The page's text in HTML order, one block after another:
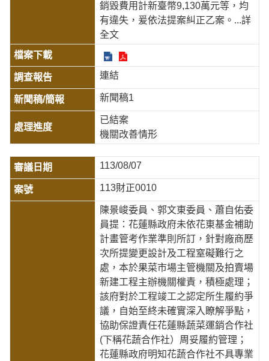
銷毀費用計新臺幣9,130萬元等，均
有違失，爰依法提案糾正乙案。 ...詳
全文
連結
新聞稿1
已結案
機關改善情形
113/08/07
113財正0010
陳景峻委員、郭文東委員、蕭自佑委
員提：花蓮縣政府未依花東基金補助
計畫管考作業準則所訂，針對廠商歷
次所提變更設計及工程窒礙難行之
處，本於果菜市場主管機關及拍賣場
新建工程主辦機關權責，積極處理；
該府對於工程竣工之認定所生履約爭
議，自始至終未確實深入瞭解爭點，
協助保證責任花蓮縣蔬菜運銷合作社
(下稱花蔬合作社）周妥履約管理；
花蓮縣政府明知花蔬合作社不具專業